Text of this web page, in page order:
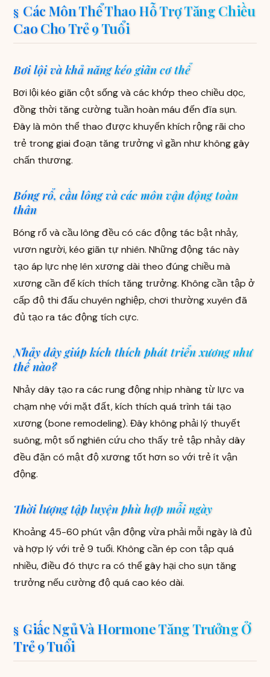
Các Môn Thể Thao Hỗ Trợ Tăng Chiều
Cao Cho Trẻ 9 Tuổi
Bơi lội và khả năng kéo giãn cơ thể
Bơi lội kéo giãn cột sống và các khớp theo chiều dọc,
đồng thời tăng cường tuần hoàn máu đến đĩa sụn.
Đây là môn thể thao được khuyến khích rộng rãi cho
trẻ trong giai đoạn tăng trưởng vì gần như không gây
chấn thương.
Bóng rổ, cầu lông và các môn vận động toàn
thân
Bóng rổ và cầu lông đều có các động tác bật nhảy,
vươn người, kéo giãn tự nhiên. Những động tác này
tạo áp lực nhẹ lên xương dài theo đúng chiều mà
xương cần để kích thích tăng trưởng. Không cần tập ở
cấp độ thi đấu chuyên nghiệp, chơi thường xuyên đã
đủ tạo ra tác động tích cực.
Nhảy dây giúp kích thích phát triển xương như
thế nào?
Nhảy dây tạo ra các rung động nhịp nhàng từ lực va
chạm nhẹ với mặt đất, kích thích quá trình tái tạo
xương (bone remodeling). Đây không phải lý thuyết
suông, một số nghiên cứu cho thấy trẻ tập nhảy dây
đều đặn có mật độ xương tốt hơn so với trẻ ít vận
động.
Thời lượng tập luyện phù hợp mỗi ngày
Khoảng 45-60 phút vận động vừa phải mỗi ngày là đủ
và hợp lý với trẻ 9 tuổi. Không cần ép con tập quá
nhiều, điều đó thực ra có thể gây hại cho sụn tăng
trưởng nếu cường độ quá cao kéo dài.
Giấc Ngủ Và Hormone Tăng Trưởng Ở
Trẻ 9 Tuổi